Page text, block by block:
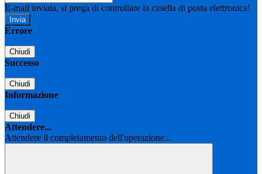
E-mail inviata, si prega di controllare la casella di posta elettronica!
Errore
Chiudi
Successo
Chiudi
Informazione
Chiudi
Attendere...
Attendere il completamento dell'operazione...